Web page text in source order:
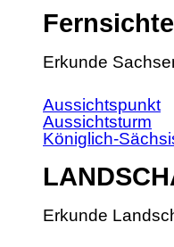
Erkunde
Aussichtspunkt
Aussichtsturm
Königlich-
Erkunde